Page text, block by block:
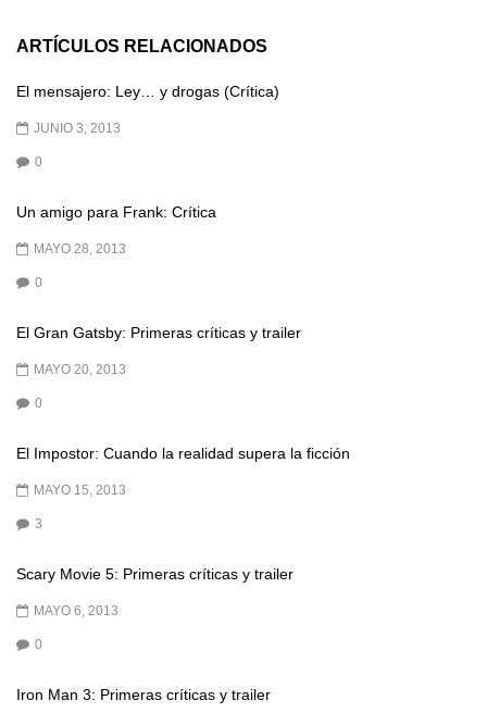
ARTÍCULOS RELACIONADOS
El mensajero: Ley… y drogas (Crítica)
JUNIO 3, 2013
0
Un amigo para Frank: Crítica
MAYO 28, 2013
0
El Gran Gatsby: Primeras críticas y trailer
MAYO 20, 2013
0
El Impostor: Cuando la realidad supera la ficción
MAYO 15, 2013
3
Scary Movie 5: Primeras críticas y trailer
MAYO 6, 2013
0
Iron Man 3: Primeras críticas y trailer